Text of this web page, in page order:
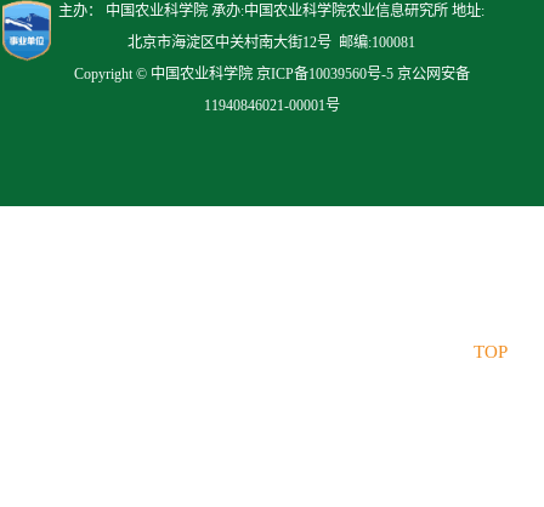
主办： 中国农业科学院 承办:中国农业科学院农业信息研究所 地址:
北京市海淀区中关村南大街12号 邮编:100081
Copyright © 中国农业科学院 京ICP备10039560号-5 京公网安备
11940846021-00001号
TOP